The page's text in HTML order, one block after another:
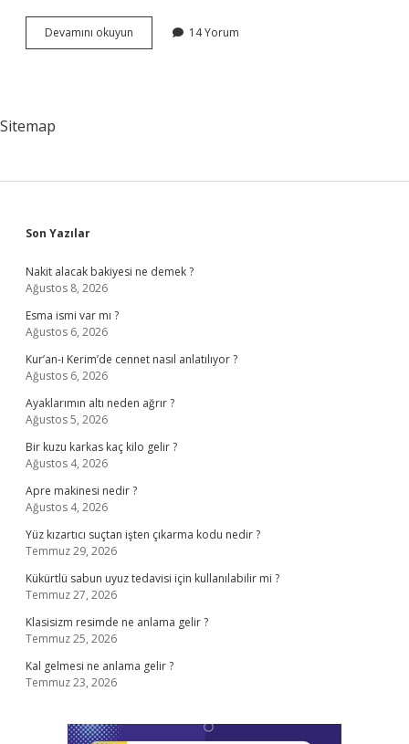
Devamını okuyun
Allah
14 Yorum
Sitemap
Sidebar
Son Yazılar
Nakit alacak bakiyesi ne demek ?
Ağustos 8, 2026
Esma ismi var mı ?
Ağustos 6, 2026
Kur’an-ı Kerim’de cennet nasıl anlatılıyor ?
Ağustos 6, 2026
Ayaklarımın altı neden ağrır ?
Ağustos 5, 2026
Bir kuzu karkas kaç kilo gelir ?
Ağustos 4, 2026
Apre makinesi nedir ?
Ağustos 4, 2026
Yüz kızartıcı suçtan işten çıkarma kodu nedir ?
Temmuz 29, 2026
Kükürtlü sabun uyuz tedavisi için kullanılabilir mi ?
Temmuz 27, 2026
Klasisizm resimde ne anlama gelir ?
Temmuz 25, 2026
Kal gelmesi ne anlama gelir ?
Temmuz 23, 2026